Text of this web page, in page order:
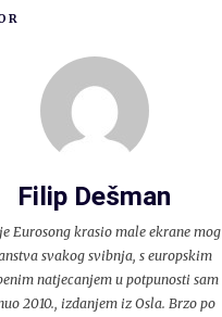
Filip Dešman
Eurosong krasio male ekrane mog
svakog svibnja, s europskim
natjecanjem u potpunosti sam
2010., izdanjem iz Osla. Brzo po